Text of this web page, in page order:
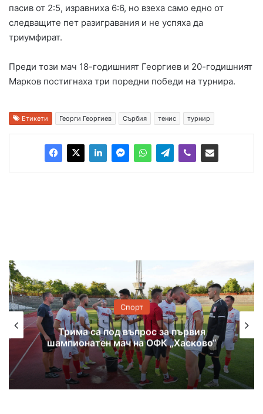
пасив от 2:5, изравниха 6:6, но взеха само едно от
следващите пет разигравания и не успяха да
триумфират.
Преди този мач 18-годишният Георгиев и 20-годишният
Марков постигнаха три поредни победи на турнира.
Етикети Георги Георгиев Сърбия тенис турнир
Спорт
Трима са под въпрос за първия
шампионатен мач на ОФК „Хасково“